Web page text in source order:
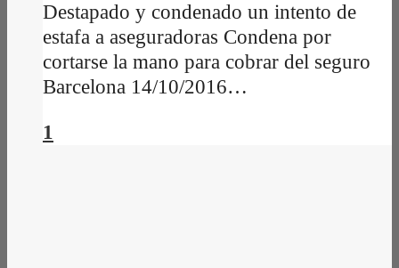
Destapado y condenado un intento de
estafa a aseguradoras Condena por
cortarse la mano para cobrar del seguro
Barcelona 14/10/2016…
1